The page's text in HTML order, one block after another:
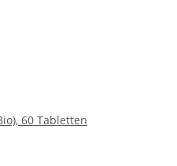
60 Tabletten